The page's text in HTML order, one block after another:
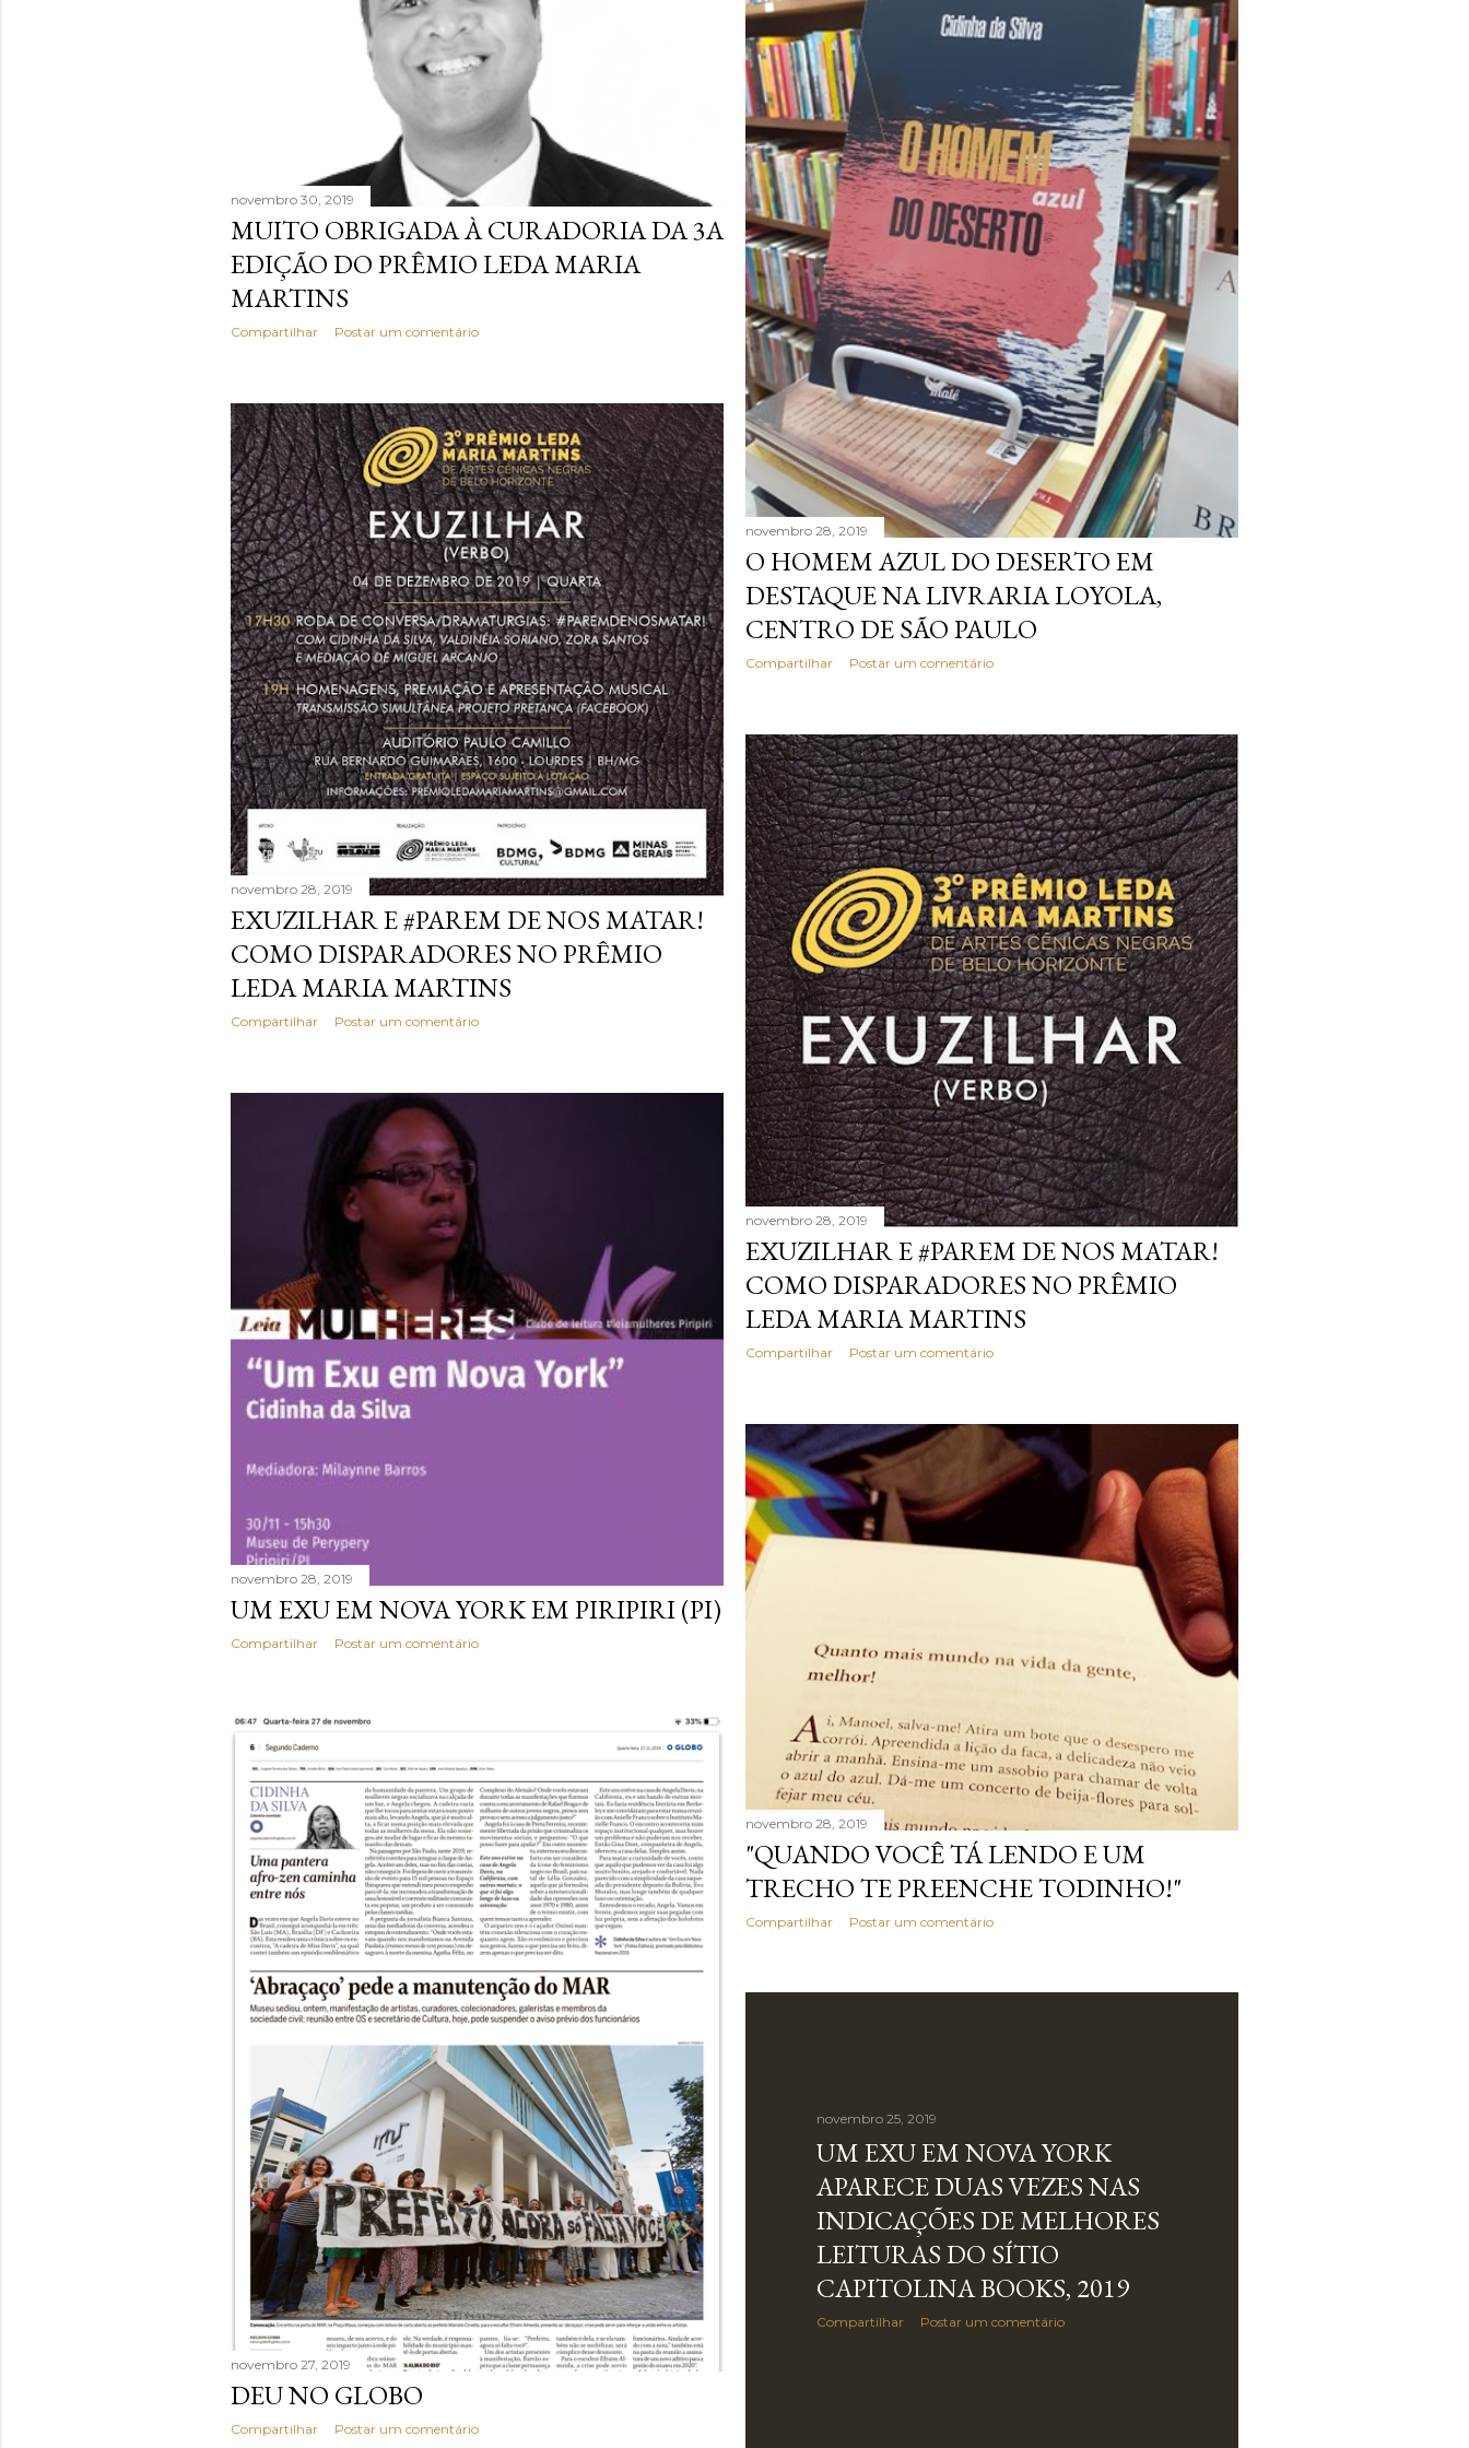
novembro 30, 2019
MUITO OBRIGADA À CURADORIA DA 3A
EDIÇÃO DO PRÊMIO LEDA MARIA
MARTINS
Compartilhar Postar um comentário
novembro 28, 2019
O HOMEM AZUL DO DESERTO EM
DESTAQUE NA LIVRARIA LOYOLA,
CENTRO DE SÃO PAULO
Compartilhar Postar um comentário
novembro 28, 2019
EXUZILHAR E #PAREM DE NOS MATAR!
COMO DISPARADORES NO PRÊMIO
LEDA MARIA MARTINS
Compartilhar Postar um comentário
novembro 28, 2019
EXUZILHAR E #PAREM DE NOS MATAR!
COMO DISPARADORES NO PRÊMIO
LEDA MARIA MARTINS
Compartilhar Postar um comentário
novembro 28, 2019
UM EXU EM NOVA YORK EM PIRIPIRI (PI)
Compartilhar Postar um comentário
novembro 28, 2019
"QUANDO VOCÊ TÁ LENDO E UM
TRECHO TE PREENCHE TODINHO!"
Compartilhar Postar um comentário
novembro 27, 2019
DEU NO GLOBO
Compartilhar Postar um comentário
novembro 25, 2019
UM EXU EM NOVA YORK
APARECE DUAS VEZES NAS
INDICAÇÕES DE MELHORES
LEITURAS DO SÍTIO
CAPITOLINA BOOKS, 2019
Compartilhar Postar um comentário